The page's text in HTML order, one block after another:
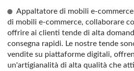
Appaltatore di mobili e-
di mobili e-commerce, collaborare
offrire ai clienti tende di alta
consegna rapidi. Le nostre tende
vendite su piattaforme digitali,
un'artigianalità di alta qualità che